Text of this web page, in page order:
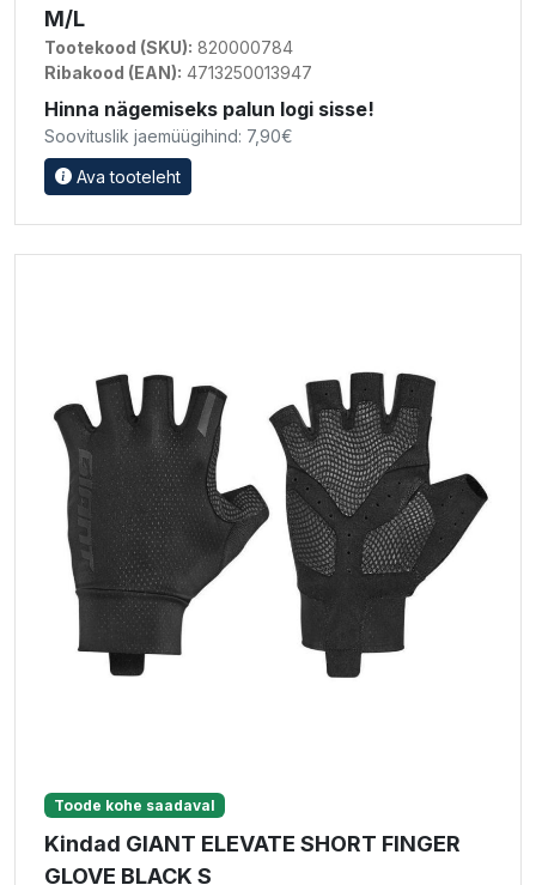
M/L
Tootekood (SKU): 820000784
Ribakood (EAN): 4713250013947
Hinna nägemiseks palun logi sisse!
Soovituslik jaemüügihind: 7,90€
Ava tooteleht
Toode kohe saadaval
Kindad GIANT ELEVATE SHORT FINGER
GLOVE BLACK S